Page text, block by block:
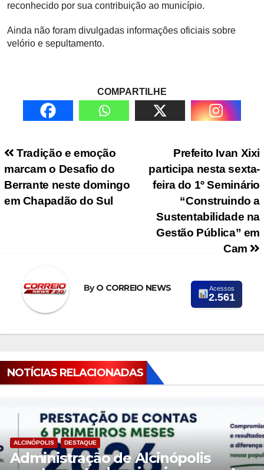
reconhecido por sua contribuição ao município.
Ainda não foram divulgadas informações oficiais sobre
velório e sepultamento.
COMPARTILHE
Navegação de PostPrefeito Ivan Xixi
participa nesta sexta-
feira do 1º Seminário
“Construindo a
Sustentabilidade na
Gestão Pública” em
Cam
Tradição e emoção
marcam o Desafio do
Berrante neste domingo
em Chapadão do Sul
ByO CORREIO NEWS Acessos
2.561
NOTÍCIAS RELACIONADAS
ALCINÓPOLIS DESTAQUE
Administração de Alcinópolis